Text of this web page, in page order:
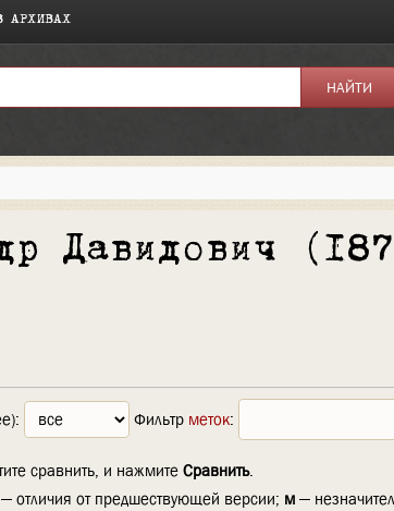
АРХИВАХ
Давидович
Фильтр меток:
сравнить, и нажмите Сравнить.
отличия от предшествующей версии; м —